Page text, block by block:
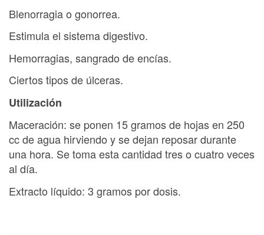
Blenorragia o gonorrea.
Estimula el sistema digestivo.
Hemorragias, sangrado de encías.
Ciertos tipos de úlceras.
Utilización
Maceración: se ponen 15 gramos de hojas en 250
cc de agua hirviendo y se dejan reposar durante
una hora. Se toma esta cantidad tres o cuatro veces
al día.
Extracto líquido: 3 gramos por dosis.